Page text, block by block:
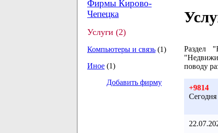
Фирмы Кирово-
Чепецка
Услуги (2)
Компьютеры и связь (1)
Иное (1)
Добавить фирму
Раздел
поводу
+9814
Сегодня